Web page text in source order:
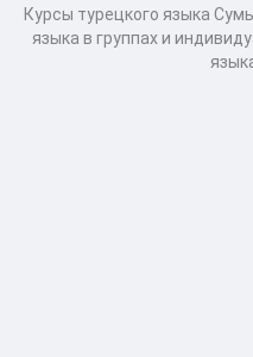
Курсы турецкого языка
языка в группах и